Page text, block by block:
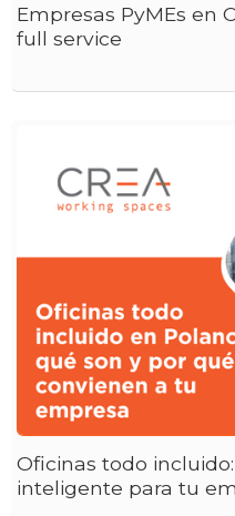
Empresas PyMEs en
full service
Oficinas todo
inteligente para tu